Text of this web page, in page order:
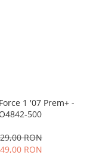
1 '07 Prem+ -
500
RON
RON